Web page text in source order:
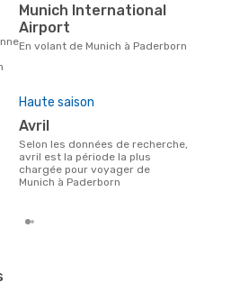
Munich International
Airport
En volant de Munich à Paderborn
Haute saison
avril
Selon les données de recherche,
avril est la période la plus
chargée pour voyager de
Munich à Paderborn